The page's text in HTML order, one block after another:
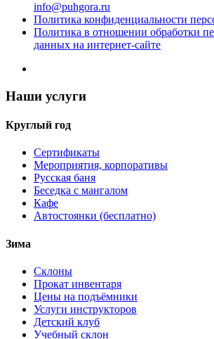
info@puhgora.ru
Политика конфиденциальности
Политика в отношении обработки
данных на интернет-сайте
Наши услуги
Круглый год
Сертификаты
Мероприятия, корпоративы
Русская баня
Беседка с мангалом
Кафе
Автостоянки (бесплатно)
Зима
Склоны
Прокат инвентаря
Цены на подъёмники
Услуги инструкторов
Детский клуб
Учебный склон